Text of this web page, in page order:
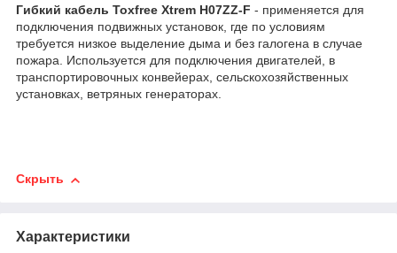
Гибкий кабель Toxfree Xtrem H07ZZ-F - применяется для
подключения подвижных установок, где по условиям
требуется низкое выделение дыма и без галогена в случае
пожара. Используется для подключения двигателей, в
транспортировочных конвейерах, сельскохозяйственных
установках, ветряных генераторах.
Скрыть
Характеристики